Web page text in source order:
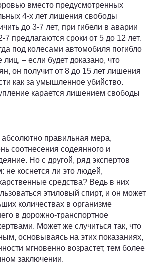
вместо предусмотренных
4-х лет лишения свободы
до 3-7 лет, при гибели в аварии
7 предлагаются сроки от 5 до 12 лет.
под колесами автомобиля погибло
лиц, – если будет доказано, что
он получит от 8 до 15 лет лишения
как за умышленное убийство.
карается лишением свободы
правильная мера,
соотнесения содеянного и
Но с другой, ряд экспертов
не коснется ли это людей,
средства? Ведь в них
этиловый спирт, и он может
количествах в организме
в дорожно-транспортное
Может же случиться так, что
основываясь на этих показаниях,
мгновенно возрастет, тем более
заключении.